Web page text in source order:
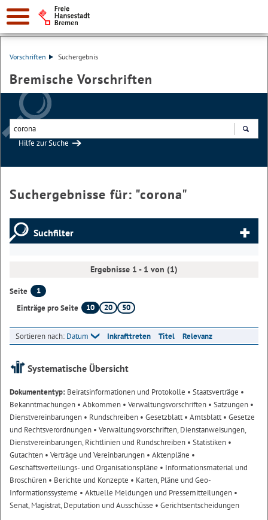
Vorschriften Suchergebnis
Bremische Vorschriften
Hilfe zur Suche
Suchergebnisse für: "corona"
Suchfilter
Ergebnisse 1 - 1 von (1)
Seite
1
Einträge pro Seite
10 20 50
Sortieren nach: Datum Inkrafttreten Titel Relevanz
Systematische Übersicht
Dokumententyp: Beiratsinformationen und Protokolle • Staatsverträge •
Bekanntmachungen • Abkommen • Verwaltungsvorschriften • Satzungen •
Dienstvereinbarungen • Rundschreiben • Gesetzblatt• Amtsblatt• Gesetze
und Rechtsverordnungen • Verwaltungsvorschriften, Dienstanweisungen,
Dienstvereinbarungen, Richtlinien und Rundschreiben • Statistiken •
Gutachten • Verträge und Vereinbarungen • Aktenpläne •
Geschäftsverteilungs- und Organisationspläne • Informationsmaterial und
Broschüren • Berichte und Konzepte • Karten, Pläne und Geo-
Informationssysteme • Aktuelle Meldungen und Pressemitteilungen •
Senat, Magistrat, Deputation und Ausschüsse • Gerichtsentscheidungen